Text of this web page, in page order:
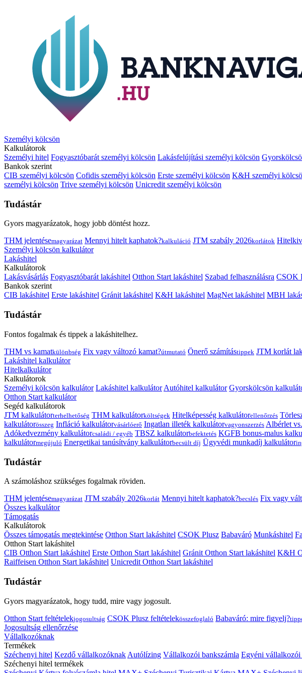
Személyi kölcsön
Kalkulátorok
Személyi hitel Fogyasztóbarát személyi kölcsön Lakásfelújítási személyi kölcsön
Bankok szerint
CIB személyi kölcsön Cofidis személyi kölcsön Erste személyi kölcsön K&H személyi
személyi kölcsön Trive személyi kölcsön Unicredit személyi kölcsön
Tudástár
Gyors magyarázatok, hogy jobb döntést hozz.
THM jelentésemagyarázat Mennyi hitelt kaphatok?kalkuláció JTM szabály 2026korlátok
Személyi kölcsön kalkulátor
Lakáshitel
Kalkulátorok
Lakásvásárlás Fogyasztóbarát lakáshitel Otthon Start lakáshitel Szabad felhasználásra CSOK
Bankok szerint
CIB lakáshitel Erste lakáshitel Gránit lakáshitel K&H lakáshitel MagNet lakáshitel MBH
Tudástár
Fontos fogalmak és tippek a lakáshitelhez.
THM vs kamatkülönbség Fix vagy változó kamat?útmutató Önerő számítástippek JTM korlát
Lakáshitel kalkulátor
Hitelkalkulátor
Kalkulátorok
Személyi kölcsön kalkulátor Lakáshitel kalkulátor Autóhitel kalkulátor Gyorskölcsön
Otthon Start kalkulátor
Segéd kalkulátorok
JTM kalkulátorterhelhetőség THM kalkulátorköltségek Hitelképesség kalkulátorellenőrzés
kalkulátorösszeg Infláció kalkulátorvásárlóerő Ingatlan illeték kalkulátorvagyonszerzés Albérlet
Adókedvezmény kalkulátorcsaládi / egyéb TBSZ kalkulátorbefektetés KGFB bonus-malus
kalkulátormegújuló Energetikai tanúsítvány kalkulátorbecsült díj Ügyvédi munkadíj kalkulátor
Tudástár
A számoláshoz szükséges fogalmak röviden.
THM jelentésemagyarázat JTM szabály 2026korlát Mennyi hitelt kaphatok?becslés Fix vagy
Összes kalkulátor
Támogatás
Kalkulátorok
Összes támogatás megtekintése Otthon Start lakáshitel CSOK Plusz Babaváró Munkáshitel
Otthon Start lakáshitel
CIB Otthon Start lakáshitel Erste Otthon Start lakáshitel Gránit Otthon Start lakáshitel K&H
Raiffeisen Otthon Start lakáshitel Unicredit Otthon Start lakáshitel
Tudástár
Gyors magyarázatok, hogy tudd, mire vagy jogosult.
Otthon Start feltételekjogosultság CSOK Plusz feltételekösszefoglaló Babaváró: mire figyelj?
Jogosultság ellenőrzése
Vállalkozóknak
Termékek
Széchenyi hitel Kezdő vállalkozóknak Autólízing Vállalkozói bankszámla Egyéni vállalkozói
Széchenyi hitel termékek